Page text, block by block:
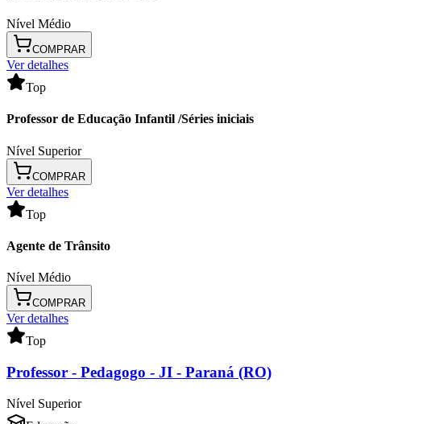
Nível Médio
COMPRAR
Ver detalhes
Top
Professor de Educação Infantil /Séries iniciais
Nível Superior
COMPRAR
Ver detalhes
Top
Agente de Trânsito
Nível Médio
COMPRAR
Ver detalhes
Top
Professor - Pedagogo - JI - Paraná (RO)
Nível Superior